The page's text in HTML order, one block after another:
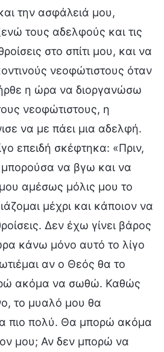
την ασφάλειά μου,
τους αδελφούς και τις
στο σπίτι μου, και να
νεοφώτιστους όταν
η ώρα να διοργανώσω
νεοφώτιστους, η
να με πάει μια αδελφή.
επειδή σκέφτηκα: «Πριν,
μπορούσα να βγω και να
αμέσως μόλις μου το
μέχρι και κάποιον να
Δεν έχω γίνει βάρος
κάνω μόνο αυτό το λίγο
αν ο Θεός θα το
ακόμα να σωθώ. Καθώς
το μυαλό μου θα
πιο πολύ. Θα μπορώ ακόμα
μου; Αν δεν μπορώ να